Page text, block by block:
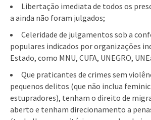
Libertação imediata de todos os
a ainda não foram julgados;
Celeridade de julgamentos sob a
populares indicados por organizações
Estado, como MNU, CUFA, UNEGRO,
Que praticantes de crimes sem
pequenos delitos (que não inclua
estupradores), tenham o direito de
aberto e tenham direcionamento a